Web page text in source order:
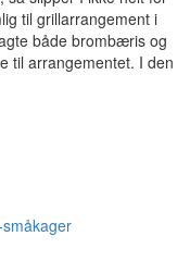
til grillarrangement i
både brombæris og
til arrangementet. I den